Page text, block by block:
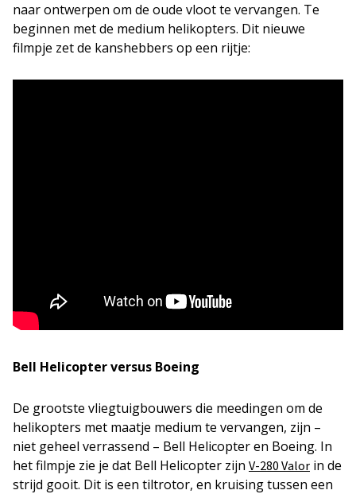
naar ontwerpen om de oude vloot te vervangen. Te
beginnen met de medium helikopters. Dit nieuwe
filmpje zet de kanshebbers op een rijtje:
Bell Helicopter versus Boeing
De grootste vliegtuigbouwers die meedingen om de
helikopters met maatje medium te vervangen, zijn –
niet geheel verrassend – Bell Helicopter en Boeing. In
het filmpje zie je dat Bell Helicopter zijn V-280 Valor in de
strijd gooit. Dit is een tiltrotor, en kruising tussen een